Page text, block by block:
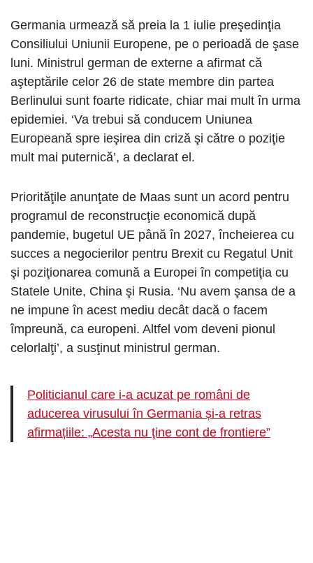
Germania urmează să preia la 1 iulie preşedinţia
Consiliului Uniunii Europene, pe o perioadă de şase
luni. Ministrul german de externe a afirmat că
aşteptările celor 26 de state membre din partea
Berlinului sunt foarte ridicate, chiar mai mult în urma
epidemiei. ‘Va trebui să conducem Uniunea
Europeană spre ieşirea din criză şi către o poziţie
mult mai puternică’, a declarat el.
Priorităţile anunţate de Maas sunt un acord pentru
programul de reconstrucţie economică după
pandemie, bugetul UE până în 2027, încheierea cu
succes a negocierilor pentru Brexit cu Regatul Unit
şi poziţionarea comună a Europei în competiţia cu
Statele Unite, China şi Rusia. ‘Nu avem şansa de a
ne impune în acest mediu decât dacă o facem
împreună, ca europeni. Altfel vom deveni pionul
celorlalţi’, a susţinut ministrul german.
Politicianul care i-a acuzat pe români de
aducerea virusului în Germania și-a retras
afirmațiile: „Acesta nu ţine cont de frontiere”